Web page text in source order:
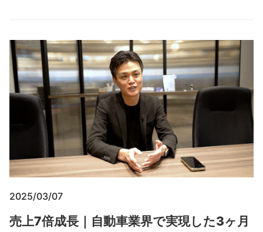
2025/03/07
売上7倍成長｜自動車業界で実現した3ヶ月